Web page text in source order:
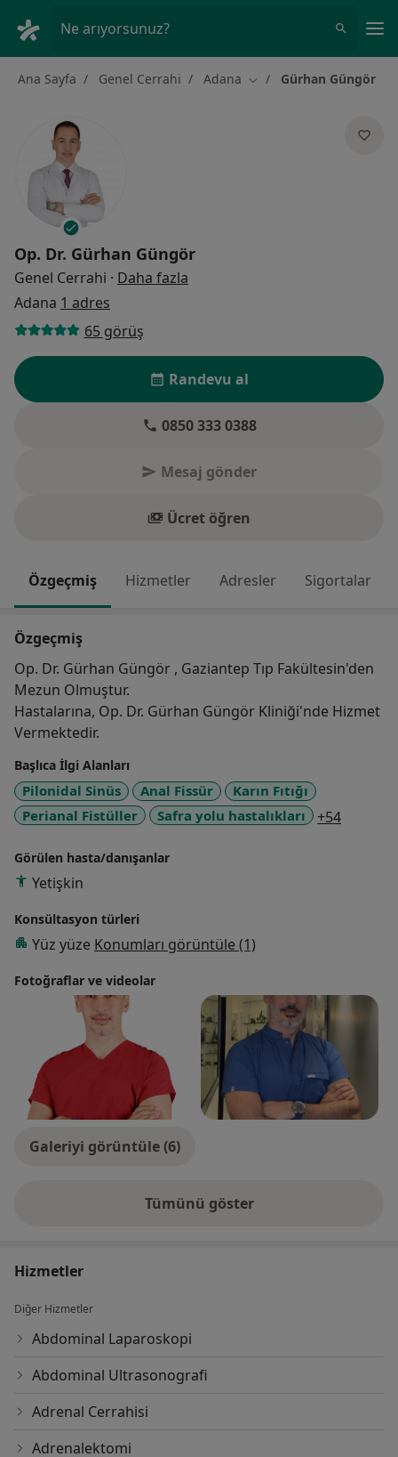
Ne arıyorsunuz?
Ana Sayfa Genel Cerrahi Adana Şehir değiştir
Gürhan Güngör
Op. Dr. Gürhan Güngör
Genel Cerrahi · Daha fazla
Adana 1 adres
65 görüş
Randevu al
0850 333 0388
Mesaj gönder
Ücret öğren
Özgeçmiş Hizmetler Adresler Sigortalar
Özgeçmiş
Op. Dr. Gürhan Güngör , Gaziantep Tıp Fakültesin'den
Mezun Olmuştur.
Hastalarına, Op. Dr. Gürhan Güngör Kliniği'nde Hizmet
Vermektedir.
Başlıca İlgi Alanları
Pilonidal Sinüs Anal Fissür
Karın Fıtığı
Perianal Fistüller
Safra yolu hastalıkları +54
Görülen hasta/danışanlar
Yetişkin
Konsültasyon türleri
Yüz yüze Konumları görüntüle (1)
Fotoğraflar ve videolar
Galeriyi görüntüle (6)
Tümünü gösterdeneyim hakkında
Hizmetler
Diğer Hizmetler
Abdominal Laparoskopi
Abdominal Ultrasonografi
Adrenal Cerrahisi
Adrenalektomi